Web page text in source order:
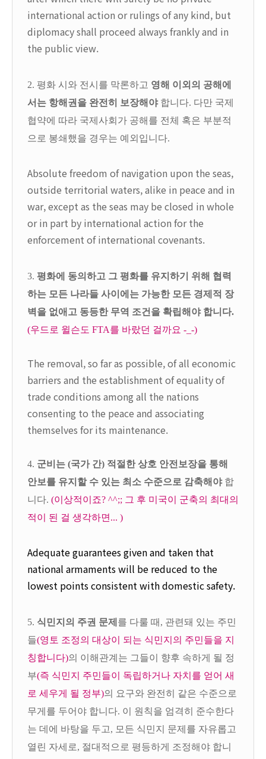
international action or rulings of any kind, but
diplomacy shall proceed always frankly and in
the public view.
2. 평화 시와 전시를 막론하고 영해 이외의 공해에
서는 항해권을 완전히 보장해야합니다. 다만 국제
협약에 따라 국제사회가 공해를 전체 혹은 부분적
으로 봉쇄했을 경우는 예외입니다.
Absolute freedom of navigation upon the seas,
outside territorial waters, alike in peace and in
war, except as the seas may be closed in whole
or in part by international action for the
enforcement of international covenants.
3. 평화에 동의하고 그 평화를 유지하기 위해 협력
하는 모든 나라들 사이에는 가능한 모든 경제적 장
벽을 없애고 동등한 무역 조건을 확립해야 합니다.
(우드로 윌슨도 FTA를 바랐던 걸까요 -_-)
The removal, so far as possible, of all economic
barriers and the establishment of equality of
trade conditions among all the nations
consenting to the peace and associating
themselves for its maintenance.
4. 군비는 (국가 간) 적절한 상호 안전보장을 통해
안보를 유지할 수 있는 최소 수준으로 감축해야 합
니다. (이상적이죠? ^^;; 그 후 미국이 군축의 최대의
적이 된 걸 생각하면... )
Adequate guarantees given and taken that
national armaments will be reduced to the
lowest points consistent with domestic safety.
5. 식민지의 주권 문제 를 다룰 때, 관련돼 있는 주민
들(영토 조정의 대상이 되는 식민지의 주민들을 지
칭합니다)의 이해관계는 그들이 향후 속하게 될 정
부(즉 식민지 주민들이 독립하거나 자치를 얻어 새
로 세우게 될 정부)의 요구와 완전히 같은 수준으로
무게를 두어야 합니다. 이 원칙을 엄격히 준수한다
는 데에 바탕을 두고, 모든 식민지 문제를 자유롭고
열린 자세로, 절대적으로 평등하게 조정해야 합니